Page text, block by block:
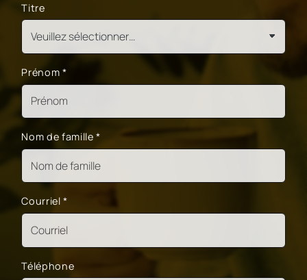
Titre
Prénom *
Nom de famille*
Courriel*
Téléphone